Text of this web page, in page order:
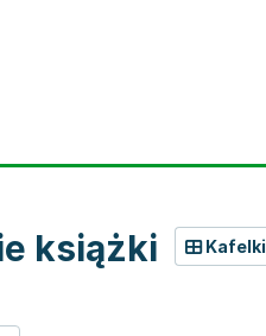
książki Kafelki